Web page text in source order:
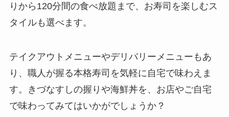
りから120分間の食べ放題まで、お寿司を楽しむス
タイルも選べます。
テイクアウトメニューやデリバリーメニューもあ
り、職人が握る本格寿司を気軽に自宅で味わえま
す。きづなすしの握りや海鮮丼を、お店やご自宅
で味わってみてはいかがでしょうか？